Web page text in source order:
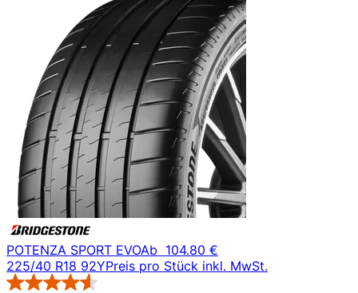
POTENZA SPORT EVOAb 104.80 €
225/40 R18 92YPreis pro Stück inkl. MwSt.